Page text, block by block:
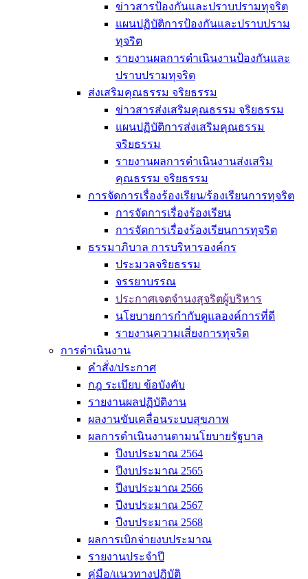
ข่าวสารป้องกันและปราบปรามทุจริต
แผนปฏิบัติการป้องกันและปราบปราม
ทุจริต
รายงานผลการดำเนินงานป้องกันและ
ปราบปรามทุจริต
ส่งเสริมคุณธรรม จริยธรรม
ข่าวสารส่งเสริมคุณธรรม จริยธรรม
แผนปฏิบัติการส่งเสริมคุณธรรม
จริยธรรม
รายงานผลการดำเนินงานส่งเสริม
คุณธรรม จริยธรรม
การจัดการเรื่องร้องเรียน/ร้องเรียนการทุจริต
การจัดการเรื่องร้องเรียน
การจัดการเรื่องร้องเรียนการทุจริต
ธรรมาภิบาล การบริหารองค์กร
ประมวลจริยธรรม
จรรยาบรรณ
ประกาศเจตจำนงสุจริตผู้บริหาร
นโยบายการกำกับดูแลองค์การที่ดี
รายงานความเสี่ยงการทุจริต
การดำเนินงาน
คำสั่ง/ประกาศ
กฎ ระเบียบ ข้อบังคับ
รายงานผลปฏิบัติงาน
ผลงานขับเคลื่อนระบบสุขภาพ
ผลการดำเนินงานตามนโยบายรัฐบาล
ปีงบประมาณ 2564
ปีงบประมาณ 2565
ปีงบประมาณ 2566
ปีงบประมาณ 2567
ปีงบประมาณ 2568
ผลการเบิกจ่ายงบประมาณ
รายงานประจำปี
คู่มือ/แนวทางปฏิบัติ